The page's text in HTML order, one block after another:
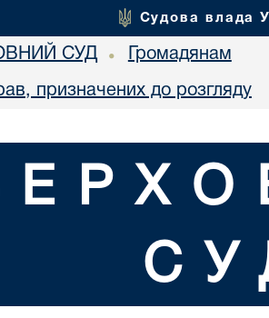
Судова влада
СУД • Громадянам
призначених до розгляду